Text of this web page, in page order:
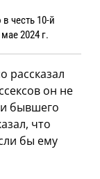
честь 10-й
2024 г.
рассказал
он не
бывшего
что
бы ему